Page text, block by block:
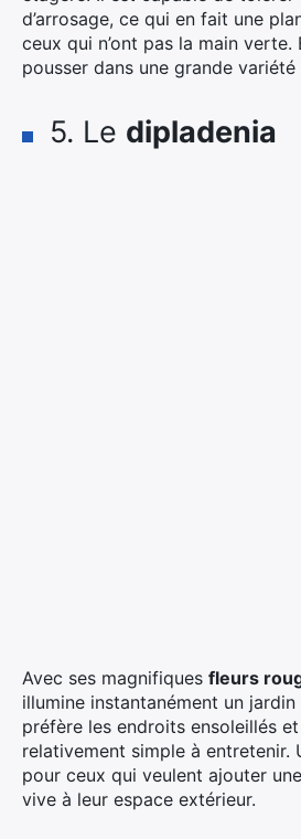
d’arrosage, ce qui en fait une
ceux qui n’ont pas la main verte.
pousser dans une grande
5. Le dipladenia
Avec ses magnifiques fleurs
illumine instantanément un
préfère les endroits ensoleillés
relativement simple à entretenir.
pour ceux qui veulent ajouter
vive à leur espace extérieur.